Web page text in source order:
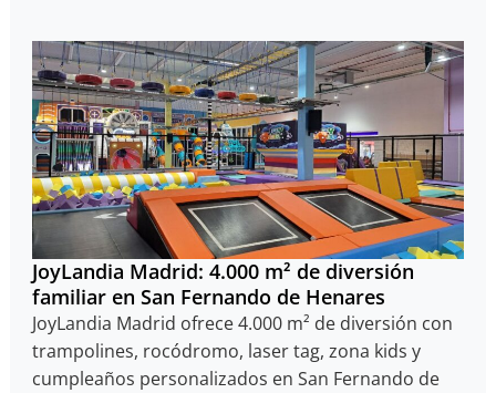
JoyLandia Madrid: 4.000 m² de diversión
familiar en San Fernando de Henares
JoyLandia Madrid ofrece 4.000 m² de diversión con
trampolines, rocódromo, laser tag, zona kids y
cumpleaños personalizados en San Fernando de